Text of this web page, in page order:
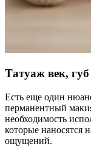
Татуаж век,
Есть еще один
перманентный
необходимость
которые наносятся
ощущений.